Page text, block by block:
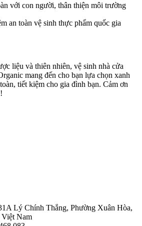
với con người, thân thiện môi trường
an toàn vệ sinh thực phẩm quốc gia
liệu và thiên nhiên, vệ sinh nhà cửa
mang đến cho bạn lựa chọn xanh
tiết kiệm cho gia đình bạn. Cảm ơn
Lý Chính Thắng, Phường Xuân Hòa,
Nam